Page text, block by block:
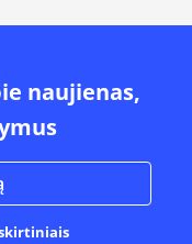
naujienas,